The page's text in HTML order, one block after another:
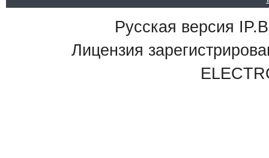
Русская версия
Лицензия